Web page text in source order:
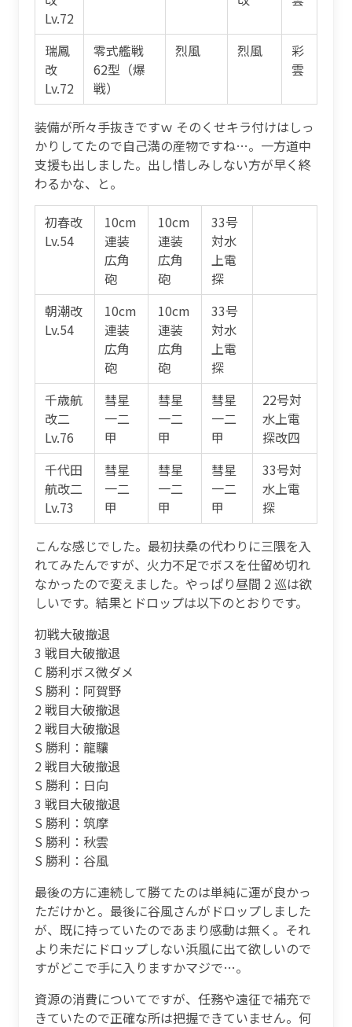
Lv.72
瑞鳳
改
Lv.72
零式艦戦
62型（爆
戦）
烈風 烈風
彩
雲
装備が所々手抜きですｗ そのくせキラ付けはしっ
かりしてたので自己満の産物ですね…。一方道中
支援も出しました。出し惜しみしない方が早く終
わるかな、と。
初春改
Lv.54
10cm
連装
広角
砲
10cm
連装
広角
砲
33号
対水
上電
探
朝潮改
Lv.54
10cm
連装
広角
砲
10cm
連装
広角
砲
33号
対水
上電
探
千歳航
改二
Lv.76
彗星
一二
甲
彗星
一二
甲
彗星
一二
甲
22号対
水上電
探改四
千代田
航改二
Lv.73
彗星
一二
甲
彗星
一二
甲
彗星
一二
甲
33号対
水上電
探
こんな感じでした。最初扶桑の代わりに三隈を入
れてみたんですが、火力不足でボスを仕留め切れ
なかったので変えました。やっぱり昼間 2 巡は欲
しいです。結果とドロップは以下のとおりです。
初戦大破撤退
3 戦目大破撤退
C 勝利ボス微ダメ
S 勝利：阿賀野
2 戦目大破撤退
2 戦目大破撤退
S 勝利：龍驤
2 戦目大破撤退
S 勝利：日向
3 戦目大破撤退
S 勝利：筑摩
S 勝利：秋雲
S 勝利：谷風
最後の方に連続して勝てたのは単純に運が良かっ
ただけかと。最後に谷風さんがドロップしました
が、既に持っていたのであまり感動は無く。それ
より未だにドロップしない浜風に出て欲しいので
すがどこで手に入りますかマジで…。
資源の消費についてですが、任務や遠征で補充で
きていたので正確な所は把握できていません。何